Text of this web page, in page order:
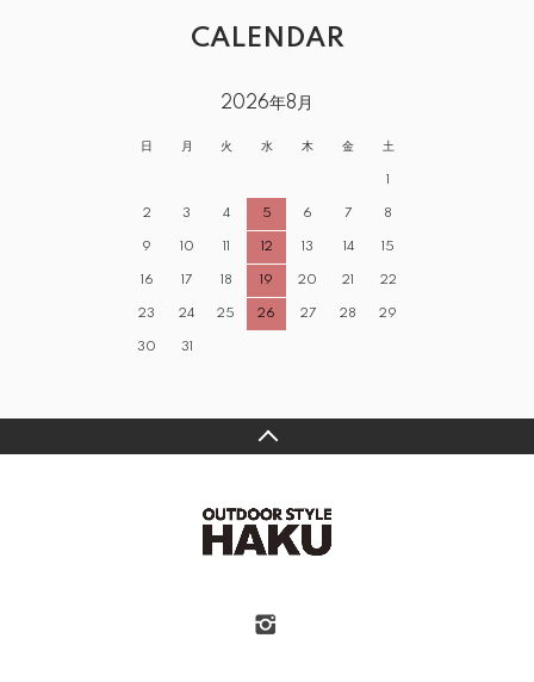
CALENDAR
2026年8月
日 月 火 水 木 金 土
1
2 3 4 5 6 7 8
9 10 11 12 13 14 15
16 17 18 19 20 21 22
23 24 25 26 27 28 29
30 31